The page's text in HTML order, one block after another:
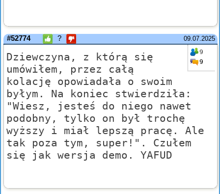
09.07.2025
#52774 ?
9
9
Dziewczyna, z którą się
umówiłem, przez całą
kolację opowiadała o swoim
byłym. Na koniec stwierdziła:
"Wiesz, jesteś do niego nawet
podobny, tylko on był trochę
wyższy i miał lepszą pracę. Ale
tak poza tym, super!". Czułem
się jak wersja demo. YAFUD